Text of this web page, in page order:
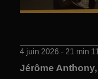
4 juin 2026 - 21 min
Jérôme